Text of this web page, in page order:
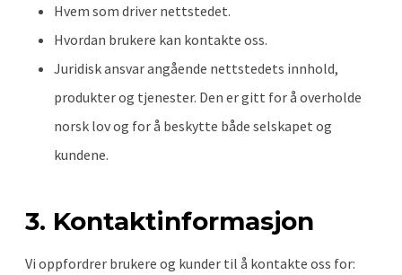
Hvem som driver nettstedet.
Hvordan brukere kan kontakte oss.
Juridisk ansvar angående nettstedets innhold,
produkter og tjenester. Den er gitt for å overholde
norsk lov og for å beskytte både selskapet og
kundene.
3. Kontaktinformasjon
Vi oppfordrer brukere og kunder til å kontakte oss for: